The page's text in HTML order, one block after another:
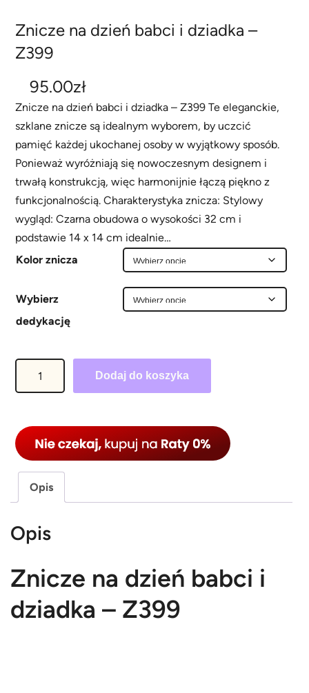
Znicze na dzień babci i dziadka –
Z399
95.00zł
Znicze na dzień babci i dziadka – Z399 Te eleganckie,
szklane znicze są idealnym wyborem, by uczcić
pamięć każdej ukochanej osoby w wyjątkowy sposób.
Ponieważ wyróżniają się nowoczesnym designem i
trwałą konstrukcją, więc harmonijnie łączą piękno z
funkcjonalnością. Charakterystyka znicza: Stylowy
wygląd: Czarna obudowa o wysokości 32 cm i
podstawie 14 x 14 cm idealnie…
Kolor znicza
Wybierz
dedykację
ć
Z
z
n
a
d
Dodaj do koszyka
Opis
Opis
Znicze na dzień babci i
dziadka – Z399